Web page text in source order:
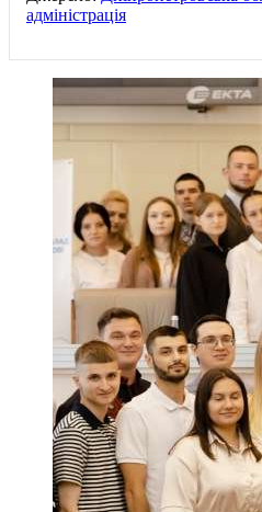
адміністрація